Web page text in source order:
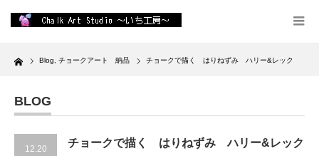
Home Blog チョークアート 納品 チョークで描く はりねずみ ハリー&レック
BLOG
12.20
チョークで描く はりねずみ ハリー&レック